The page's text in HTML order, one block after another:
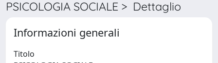
PSICOLOGIA SOCIALE > Dettaglio
Informazioni generali
Titolo